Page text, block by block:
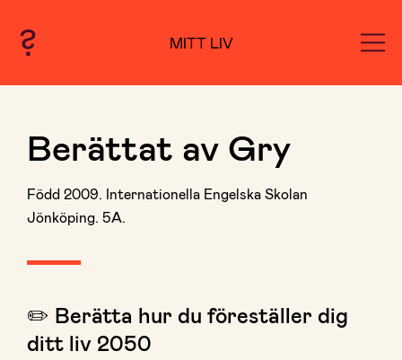
MITT LIV
Berättat av Gry
Född 2009. Internationella Engelska Skolan
Jönköping. 5A.
✏️ Berätta hur du föreställer dig
ditt liv 2050